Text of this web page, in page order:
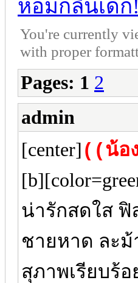
หอมกลิ่นเด็ก
You're currently
with proper
Pages: 1 2
admin
[center] ((น้อ
น่ารักสดใส
ชายหาด ละม้
สุภาพเรียบร้